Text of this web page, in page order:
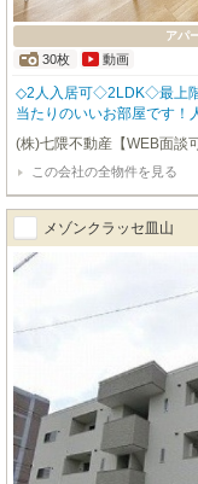
アパ
30枚 動画
◇2人入居可◇2LDK◇最上
当たりのいいお部屋です！
コンビニ、ドラックストア
学校もあり、ファミリー入
(株)七隈不動産【WEB面談可
この会社の全物件を見る
メゾンクラッセ皿山